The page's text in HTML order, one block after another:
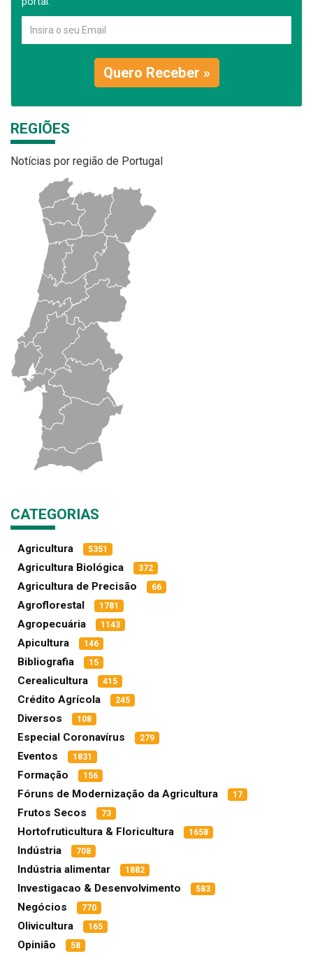
Quero Receber »
REGIÕES
Notícias por região de Portugal
CATEGORIAS
Agricultura 5351
Agricultura Biológica 372
Agricultura de Precisão 66
Agroflorestal 1781
Agropecuária 1143
Apicultura 146
Bibliografia 15
Cerealicultura 415
Crédito Agrícola 245
Diversos 108
Especial Coronavírus 279
Eventos 1831
Formação 156
Fóruns de Modernização da Agricultura 17
Frutos Secos 73
Hortofruticultura & Floricultura 1658
Indústria 708
Indústria alimentar 1882
Investigacao & Desenvolvimento 583
Negócios 770
Olivicultura 165
Opinião 58